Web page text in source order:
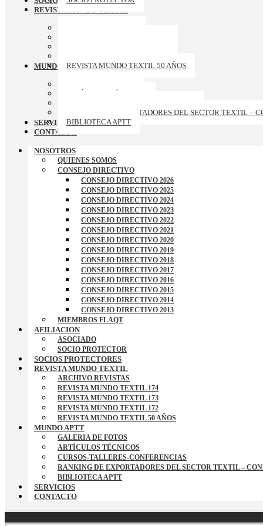
REVISTA MUNDO TEXTIL
REVISTA MUNDO TEXTIL 50 AÑOS
MUNDO APTT
RANKING DE EXPORTADORES DEL SECTOR TEXTIL –
BIBLIOTECA APTT
SERVICIOS
CONTACTO
NOSOTROS
QUIENES SOMOS
CONSEJO DIRECTIVO
CONSEJO DIRECTIVO 2026
CONSEJO DIRECTIVO 2025
CONSEJO DIRECTIVO 2024
CONSEJO DIRECTIVO 2023
CONSEJO DIRECTIVO 2022
CONSEJO DIRECTIVO 2021
CONSEJO DIRECTIVO 2020
CONSEJO DIRECTIVO 2019
CONSEJO DIRECTIVO 2018
CONSEJO DIRECTIVO 2017
CONSEJO DIRECTIVO 2016
CONSEJO DIRECTIVO 2015
CONSEJO DIRECTIVO 2014
CONSEJO DIRECTIVO 2013
MIEMBROS FLAQT
AFILIACION
ASOCIADO
SOCIO PROTECTOR
SOCIOS PROTECTORES
REVISTA MUNDO TEXTIL
ARCHIVO REVISTAS
REVISTA MUNDO TEXTIL 174
REVISTA MUNDO TEXTIL 173
REVISTA MUNDO TEXTIL 172
REVISTA MUNDO TEXTIL 50 AÑOS
MUNDO APTT
GALERIA DE FOTOS
ARTÍCULOS TÉCNICOS
CURSOS-TALLERES-CONFERENCIAS
RANKING DE EXPORTADORES DEL SECTOR TEXTIL –
BIBLIOTECA APTT
SERVICIOS
CONTACTO